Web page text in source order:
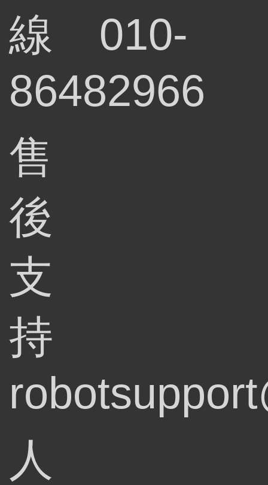
線
010-
86482966
售
後
支
持
人